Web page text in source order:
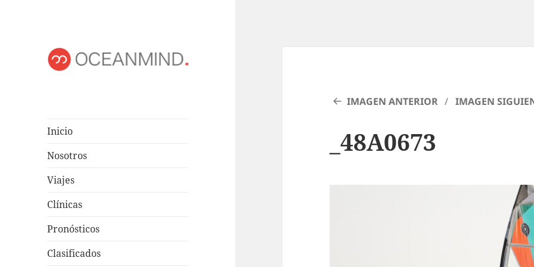
Inicio
Nosotros
Viajes
Clínicas
Pronósticos
Clasificados
IMAGEN ANTERIOR IMAGEN
_48A0673